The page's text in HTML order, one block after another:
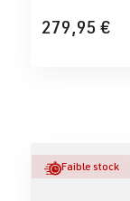
279,95 €
Faible stock